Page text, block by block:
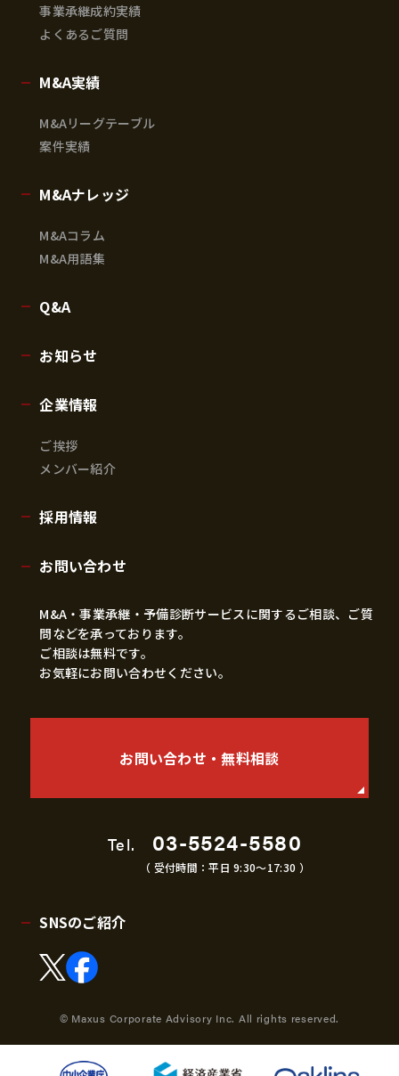
事業承継成約実績
よくあるご質問
M&A実績
M&Aリーグテーブル
案件実績
M&Aナレッジ
M&Aコラム
M&A用語集
Q&A
お知らせ
企業情報
ご挨拶
メンバー紹介
採用情報
お問い合わせ
M&A・事業承継・予備診断サービスに関するご相談、ご質
問などを承っております。
ご相談は無料です。
お気軽にお問い合わせください。
お問い合わせ・無料相談
Tel. 03-5524-5580
（ 受付時間：平日 9:30〜17:30 ）
SNSのご紹介
© Maxus Corporate Advisory Inc. All rights reserved.